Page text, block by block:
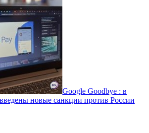
Google Goodbye : в
введены новые санкции против России